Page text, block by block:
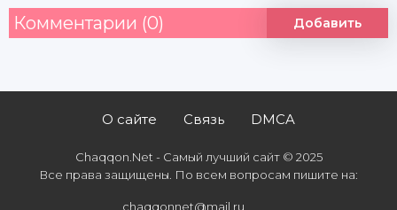
Комментарии (0) Добавить
О сайте Связь DMCA
Chaqqon.Net - Самый лучший сайт © 2025
Все права защищены. По всем вопросам пишите на:
chaqqonnet@mail.ru